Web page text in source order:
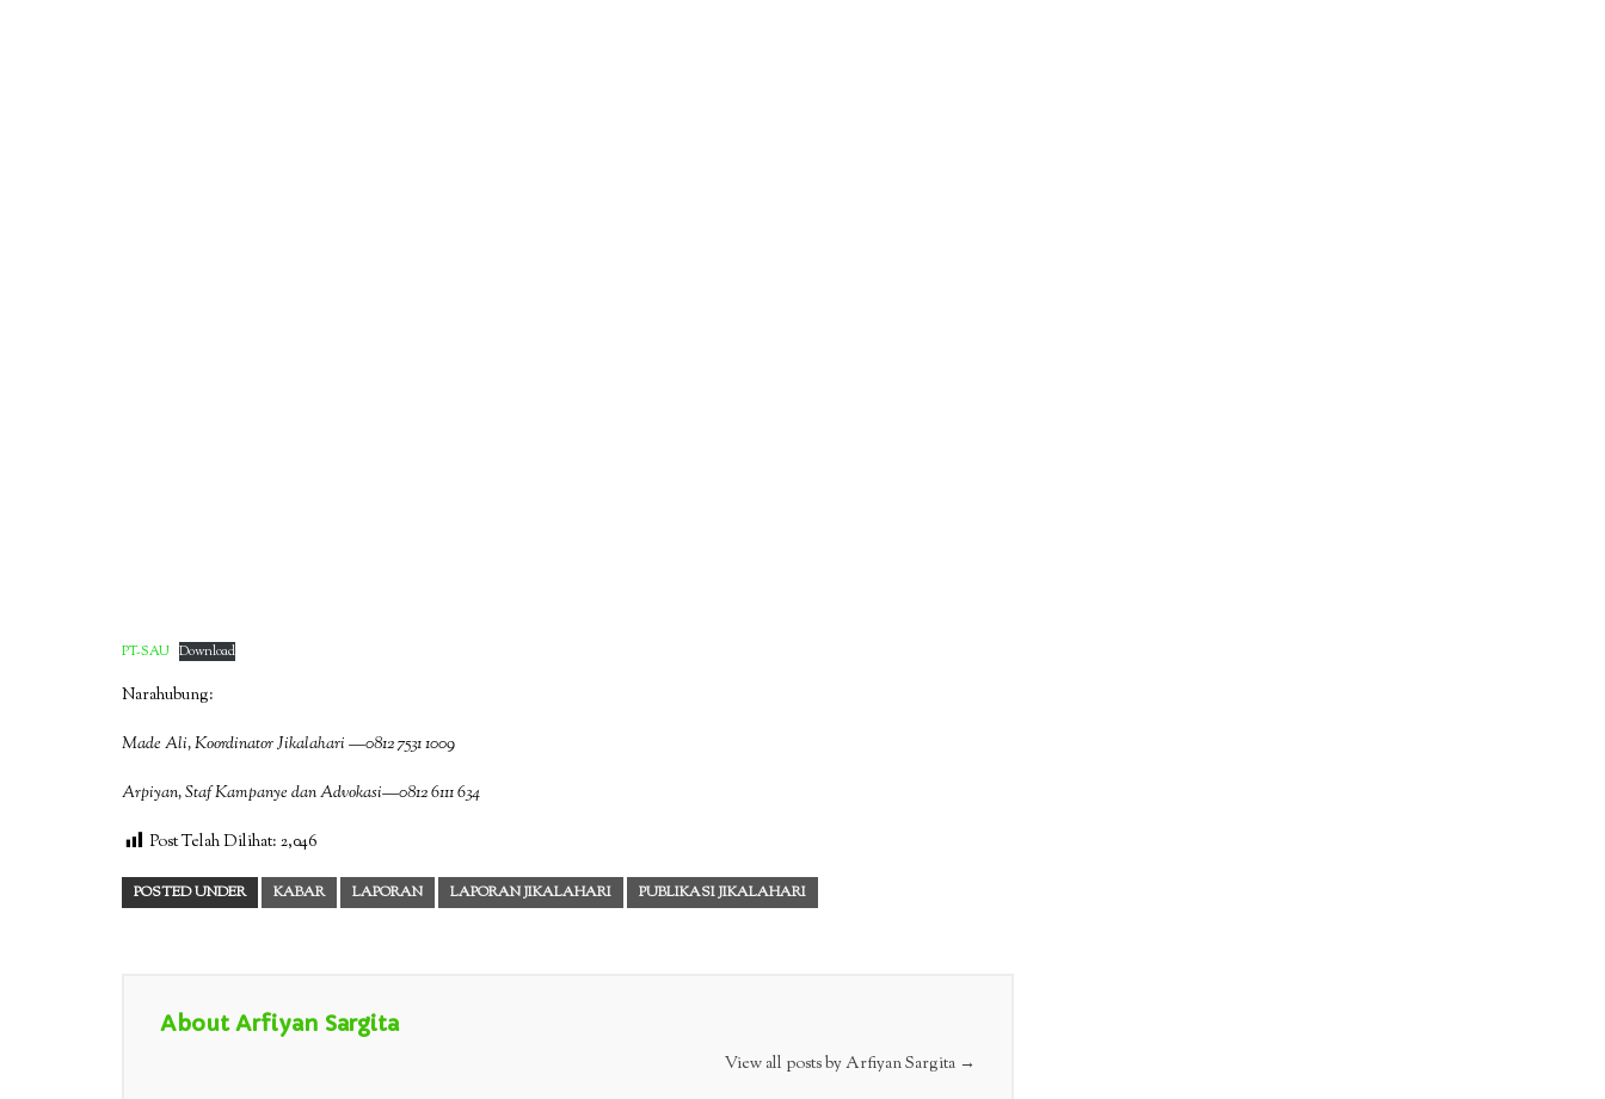
PT-SAU Download
Narahubung:
Made Ali, Koordinator Jikalahari —0812 7531 1009
Arpiyan, Staf Kampanye dan Advokasi—0812 6111 634
Post Telah Dilihat: 2,046
POSTED UNDER KABAR LAPORAN LAPORAN JIKALAHARI PUBLIKASI JIKALAHARI
About Arfiyan Sargita
View all posts by Arfiyan Sargita →